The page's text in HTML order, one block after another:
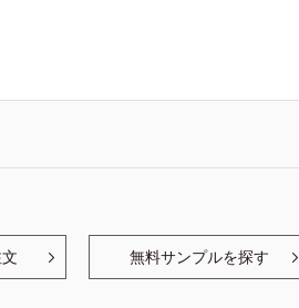
無料サンプルを探す